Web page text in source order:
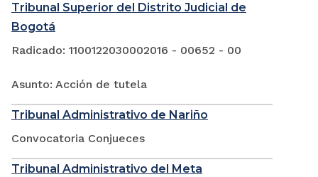
Tribunal Superior del Distrito Judicial de
Bogotá
Radicado: 1100122030002016 - 00652 - 00
Asunto: Acción de tutela
Tribunal Administrativo de Nariño
Convocatoria Conjueces
Tribunal Administrativo del Meta